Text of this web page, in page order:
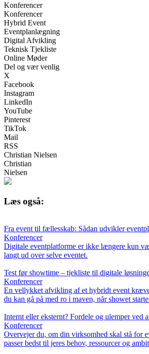
Konferencer
Konferencer
Hybrid Event
Eventplanlægning
Digital Afvikling
Teknisk Tjekliste
Online Møder
Del og vær venlig
X
Facebook
Instagram
LinkedIn
YouTube
Pinterest
TikTok
Mail
RSS
Christian Nielsen
Christian
Nielsen
Læs også:
Fra event til fællesskab: Sådan udvikler
Konferencer
Digitale eventplatforme er ikke længere kun
langt ud over selve eventet.
Test før showtime – tjekliste til digitale
Konferencer
En vellykket afvikling af et hybridt event
du kan gå på med ro i maven, når showet
Internt eller eksternt? Fordele og ulemper ved
Konferencer
Overvejer du, om din virksomhed skal stå for
passer bedst til jeres behov, ressourcer og